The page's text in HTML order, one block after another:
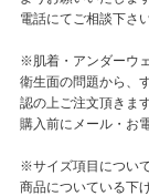
電話にてご相談下さい
※肌着・アンダーウ
衛生面の問題から、
認の上ご注文頂きま
購入前にメール・お
※サイズ項目につい
商品についている下